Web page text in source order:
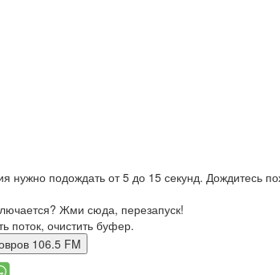
нужно подождать от 5 до 15 секунд. Дождитесь
Жми сюда, перезапуск!
поток, очистить буфер.
Ковров 106.5 FM